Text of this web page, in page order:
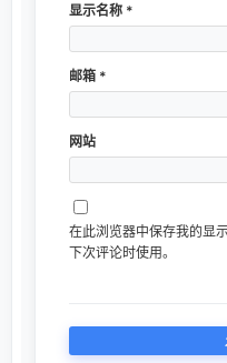
显示名称 *
邮箱 *
网站
在此浏览器中保存我的显
下次评论时使用。